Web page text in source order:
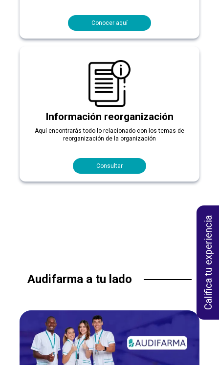
Conocer aquí
Información reorganización
Aquí encontrarás todo lo relacionado con los temas de
reorganización de la organización
Consultar
Audifarma a tu lado Califica tu experiencia